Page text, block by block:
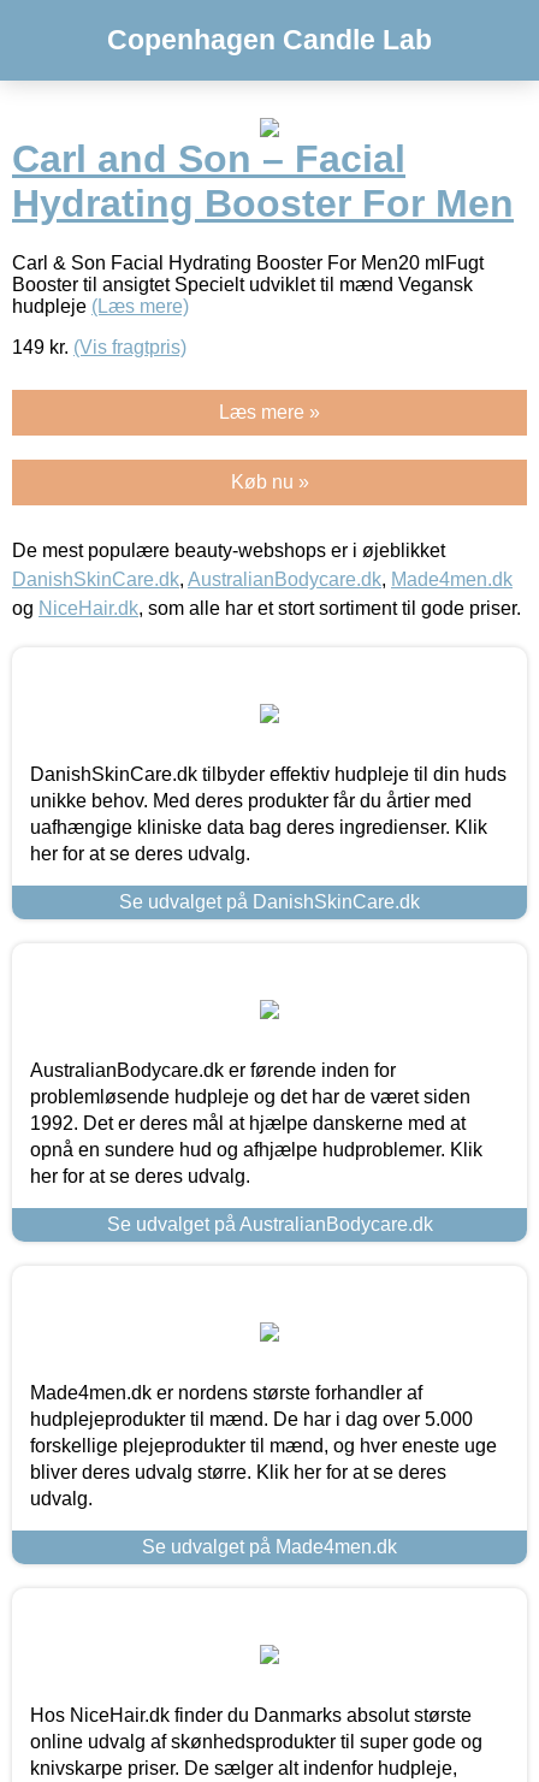
Copenhagen Candle Lab
Carl and Son – Facial
Hydrating Booster For Men
Carl & Son Facial Hydrating Booster For Men20 mlFugt
Booster til ansigtet Specielt udviklet til mænd Vegansk
hudpleje (Læs mere)
149 kr. (Vis fragtpris)
Læs mere »
Køb nu »
De mest populære beauty-webshops er i øjeblikket
DanishSkinCare.dk, AustralianBodycare.dk, Made4men.dk
og NiceHair.dk, som alle har et stort sortiment til gode priser.
DanishSkinCare.dk tilbyder effektiv hudpleje til din huds
unikke behov. Med deres produkter får du årtier med
uafhængige kliniske data bag deres ingredienser. Klik
her for at se deres udvalg.
Se udvalget på DanishSkinCare.dk
AustralianBodycare.dk er førende inden for
problemløsende hudpleje og det har de været siden
1992. Det er deres mål at hjælpe danskerne med at
opnå en sundere hud og afhjælpe hudproblemer. Klik
her for at se deres udvalg.
Se udvalget på AustralianBodycare.dk
Made4men.dk er nordens største forhandler af
hudplejeprodukter til mænd. De har i dag over 5.000
forskellige plejeprodukter til mænd, og hver eneste uge
bliver deres udvalg større. Klik her for at se deres
udvalg.
Se udvalget på Made4men.dk
Hos NiceHair.dk finder du Danmarks absolut største
online udvalg af skønhedsprodukter til super gode og
knivskarpe priser. De sælger alt indenfor hudpleje,